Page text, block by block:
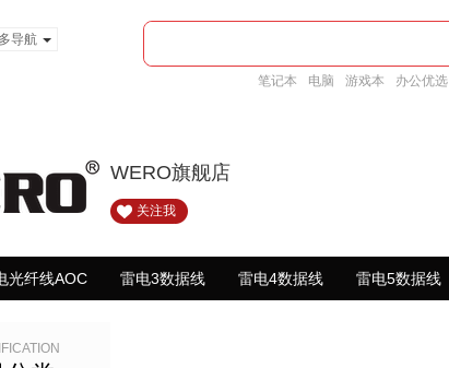
导航
笔记本 电脑 游戏本 办公优选
WERO旗舰店
关注我
光纤线AOC 雷电3数据线 雷电4数据线 雷电5数据线